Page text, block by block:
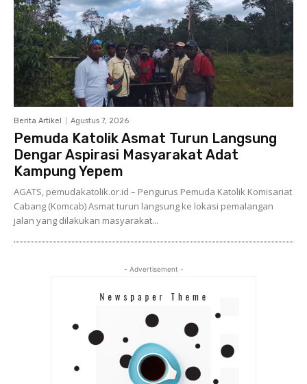
Berita Artikel Agustus 7, 2026
Pemuda Katolik Asmat Turun Langsung
Dengar Aspirasi Masyarakat Adat
Kampung Yepem
AGATS, pemudakatolik.or.id – Pengurus Pemuda Katolik Komisariat
Cabang (Komcab) Asmat turun langsung ke lokasi pemalangan
jalan yang dilakukan masyarakat...
- Advertisement -